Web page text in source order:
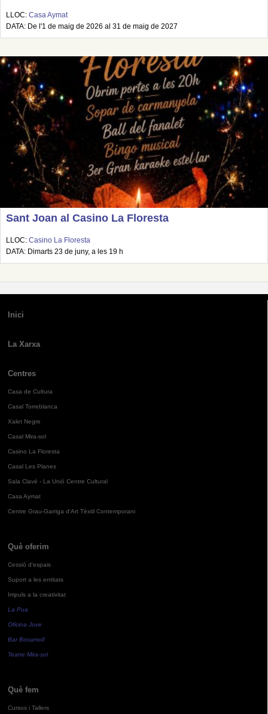
LLOC: Casa Aymat
DATA: De l'1 de maig de 2026 al 31 de maig de 2027
Sant Joan al Casino La Floresta
LLOC: Casino La Floresta
DATA: Dimarts 23 de juny, a les 19 h
Inici
La Xarxa
Centres
Casa de Cultura
Casal Torreblanca
Xalet Negre
Casal Mira-sol
Casino La Floresta
Casal Les Planes
Sala Clavé - La Unió Centre Cultural
Casa Aymat
Centre Grau-Garriga d'Art Tèxtil Contemporani
Què oferim
Cessió d'espais
Suport a les entitats
Impuls a la creativitat
La Pua
Oficina Jove
Bar Bocamoll
Teatre Mira-sol
Què fem
Cursos i Tallers